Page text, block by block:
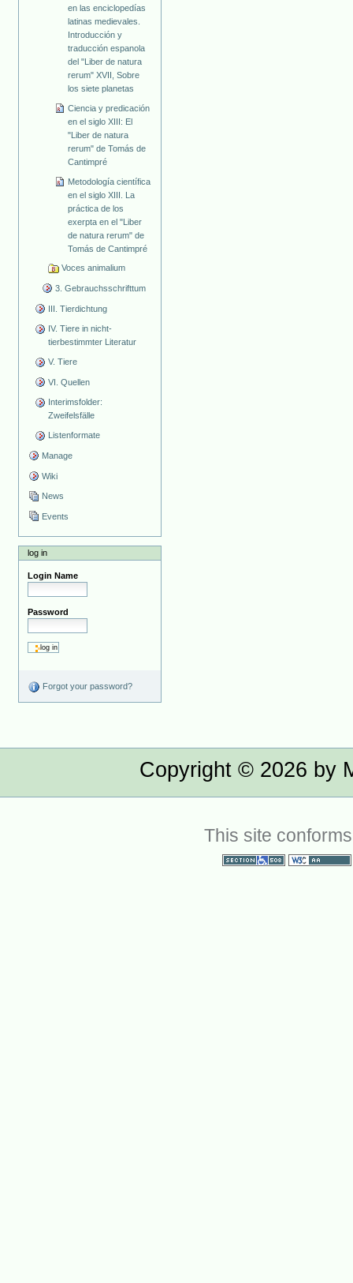
en las enciclopedías
latinas medievales.
Introducción y
traducción espanola
del "Liber de natura
rerum" XVII, Sobre
los siete planetas
Ciencia y predicación
en el siglo XIII: El
"Liber de natura
rerum" de Tomás de
Cantimpré
Metodología científica
en el siglo XIII. La
práctica de los
exerpta en el "Liber
de natura rerum" de
Tomás de Cantimpré
Voces animalium
3. Gebrauchsschrifttum
III. Tierdichtung
IV. Tiere in nicht-
tierbestimmter Literatur
V. Tiere
VI. Quellen
Interimsfolder:
Zweifelsfälle
Listenformate
Manage
Wiki
News
Events
log in
Login Name
Password
Forgot your password?
Copyright © 2026 by
This site